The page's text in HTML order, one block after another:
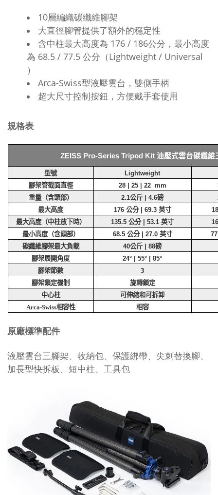
10層編織碳纖維腳架
大直徑腳管提供了額外的穩定性
含中柱最大高度為 176 / 186公分，最小高度
為 68.5 / 77.5 公分（Lightweight / Universal
）
Arca-Swiss型液壓雲台，雙側手柄
超大尺寸控制按鈕，方便戴手套使用
規格表
ZEISS Pro-Series Tripod Kit油壓式雲台碳纖維
型號
Lightweight
腳架管截面直徑
28 | 25 | 22 mm
重量（含頭部）
2.1公斤 | 4.6磅
最大高度
176 公分| 69.3 英寸
最大高度（中柱放下時）
135.5公分| 53.1英寸
最小高度（含頭部）
68.5 公分| 27.0 英寸
碳纖維腳架最大負載
40公斤 | 88磅
腳架展開角度
24° | 55° | 85°
腳架節數
3
腳架鎖定機制
旋轉鎖定
中心柱
可伸縮和可拆卸
Arca-Swiss相容性 相容
原廠標準配件
液壓雲台三腳架、收納包、保護綁帶、尖刺替換腳、
加長型快拆板、短中柱、工具包